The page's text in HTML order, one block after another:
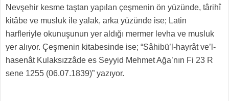
Nevşehir kesme taştan yapılan çeşmenin ön yüzünde, târihî
kitâbe ve musluk ile yalak, arka yüzünde ise; Latin
harfleriyle okunuşunun yer aldığı mermer levha ve musluk
yer alıyor. Çeşmenin kitabesinde ise; “Sâhibü’l-hayrât ve’l-
hasenât Kulaksızzâde es Seyyid Mehmet Ağa’nın Fi 23 R
sene 1255 (06.07.1839)” yazıyor.